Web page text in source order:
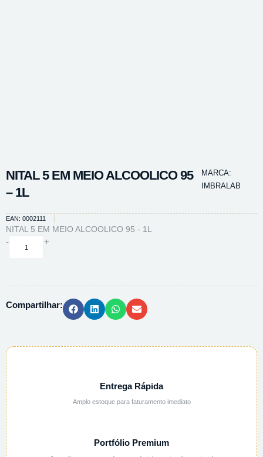
NITAL 5 EM MEIO ALCOOLICO 95
– 1L
MARCA:
IMBRALAB
EAN: 0002111
NITAL 5 EM MEIO ALCOOLICO 95 - 1L
-
NITAL
95
quantidade
+
Compartilhar:
Entrega Rápida
Amplo estoque para faturamento imediato
Portfólio Premium